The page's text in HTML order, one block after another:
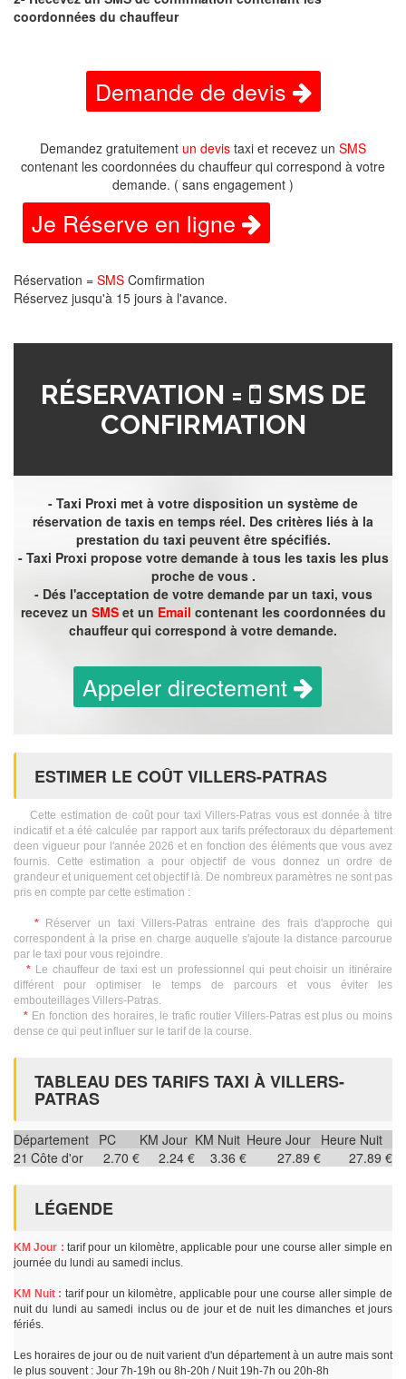
coordonnées du chauffeur
Demande de devis
Demandez gratuitement un devis taxi et recevez un SMS
contenant les coordonnées du chauffeur qui correspond à votre
demande. ( sans engagement )
Je Réserve en ligne
Réservation = SMS Comfirmation
Réservez jusqu'à 15 jours à l'avance.
RÉSERVATION =
SMS DE
CONFIRMATION
- Taxi Proxi met à votre disposition un système de
réservation de taxis en temps réel. Des critères liés à la
prestation du taxi peuvent être spécifiés.
- Taxi Proxi propose votre demande à tous les taxis les plus
proche de vous .
- Dés l'acceptation de votre demande par un taxi, vous
recevez un SMSet un Email contenant les coordonnées du
chauffeur qui correspond à votre demande.
Appeler directement
ESTIMER LE COÛT VILLERS-PATRAS
Cette estimation de coût pour taxi Villers-Patras vous est donnée à titre
indicatif et a été calculée par rapport aux tarifs préfectoraux du département
deen vigueur pour l'année 2026 et en fonction des éléments que vous avez
fournis. Cette estimation a pour objectif de vous donnez un ordre de
grandeur et uniquement cet objectif là. De nombreux paramètres ne sont pas
pris en compte par cette estimation :
*Réserver un taxi Villers-Patras entraine des frais d'approche qui
correspondent à la prise en charge auquelle s'ajoute la distance parcourue
par le taxi pour vous rejoindre.
* Le chauffeur de taxi est un professionnel qui peut choisir un itinéraire
différent pour optimiser le temps de parcours et vous éviter les
embouteillages Villers-Patras.
* En fonction des horaires, le trafic routier Villers-Patras est plus ou moins
dense ce qui peut influer sur le tarif de la course.
TABLEAU DES TARIFS TAXI À VILLERS-
PATRAS
Département PC KM Jour KM Nuit Heure Jour Heure Nuit
21 Côte d'or 2.70 € 2.24 € 3.36 € 27.89 € 27.89 €
LÉGENDE
KM Jour : tarif pour un kilomètre, applicable pour une course aller simple en
journée du lundi au samedi inclus.
KM Nuit : tarif pour un kilomètre, applicable pour une course aller simple de
nuit du lundi au samedi inclus ou de jour et de nuit les dimanches et jours
fériés.
Les horaires de jour ou de nuit varient d'un département à un autre mais sont
le plus souvent : Jour 7h-19h ou 8h-20h / Nuit 19h-7h ou 20h-8h